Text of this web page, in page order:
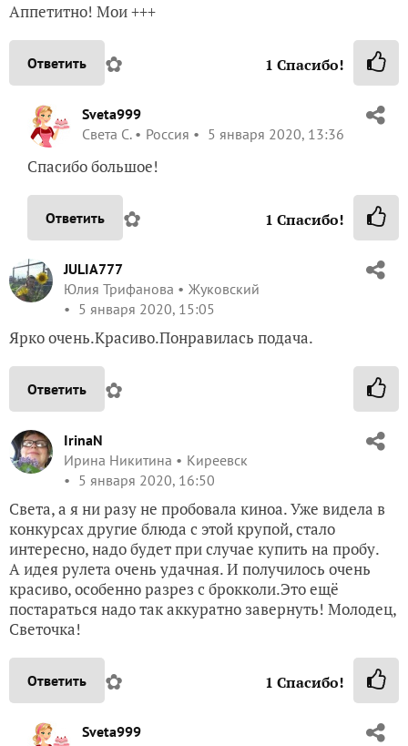
Аппетитно! Мои +++
Ответить ✿ 1 Спасибо!
Sveta999
Света С.
Россия 5 января 2020, 13:36
Спасибо большое!
Ответить ✿ 1 Спасибо!
JULIA777
Юлия Трифанова
Жуковский
5 января 2020, 15:05
Ярко очень.Красиво.Понравилась подача.
Ответить ✿
IrinaN
Ирина Никитина
Киреевск
5 января 2020, 16:50
Света, а я ни разу не пробовала киноа. Уже видела в
конкурсах другие блюда с этой крупой, стало
интересно, надо будет при случае купить на пробу.
А идея рулета очень удачная. И получилось очень
красиво, особенно разрез с брокколи.Это ещё
постараться надо так аккуратно завернуть! Молодец,
Светочка!
Ответить ✿ 1 Спасибо!
Sveta999